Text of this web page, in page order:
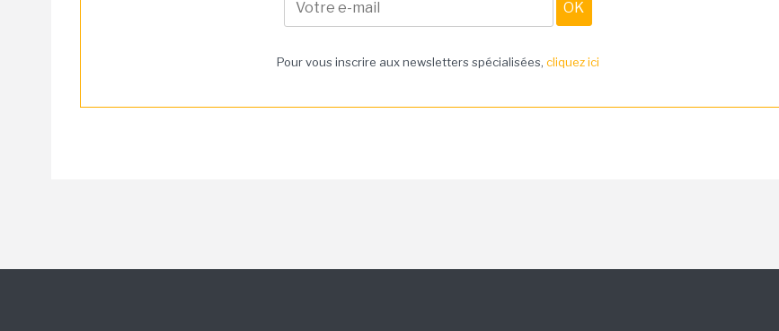
Pour vous inscrire aux newsletters spécialisées, cliquez ici